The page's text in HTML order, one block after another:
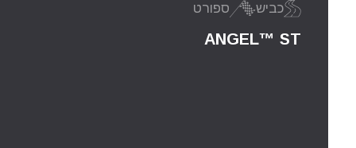
כביש ספורט
ANGEL™ ST